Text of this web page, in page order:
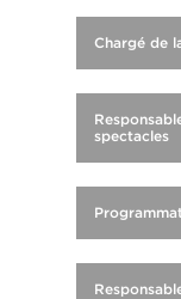
Chargé de
spectacles